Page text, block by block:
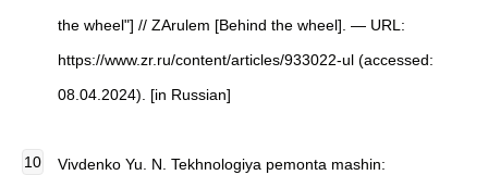
the wheel"] // ZArulem [Behind the wheel]. — URL:
https://www.zr.ru/content/articles/933022-ul (accessed:
08.04.2024). [in Russian]
Vivdenko Yu. N. Tekhnologiya pemonta mashin: